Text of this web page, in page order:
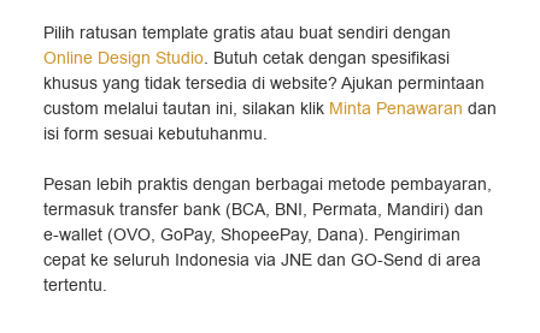
Pilih ratusan template gratis atau buat sendiri dengan
Online Design Studio. Butuh cetak dengan spesifikasi
khusus yang tidak tersedia di website? Ajukan permintaan
custom melalui tautan ini, silakan klik Minta Penawaran dan
isi form sesuai kebutuhanmu.
Pesan lebih praktis dengan berbagai metode pembayaran,
termasuk transfer bank (BCA, BNI, Permata, Mandiri) dan
e-wallet (OVO, GoPay, ShopeePay, Dana). Pengiriman
cepat ke seluruh Indonesia via JNE dan GO-Send di area
tertentu.